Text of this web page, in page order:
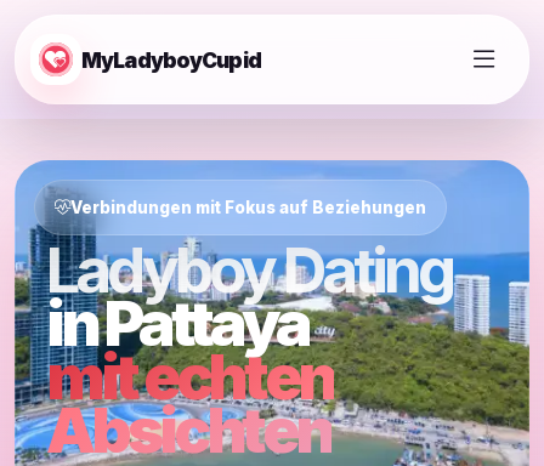
MyLadyboyCupid
Verbindungen mit Fokus auf Beziehungen
Ladyboy Dating
in Pattaya
mit echten
Absichten